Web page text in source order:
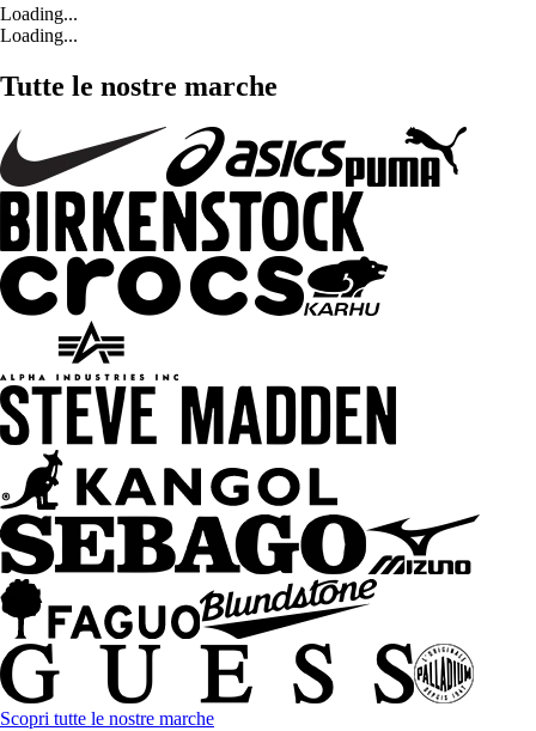
Loading...
Loading...
Tutte le nostre marche
Scopri tutte le nostre marche